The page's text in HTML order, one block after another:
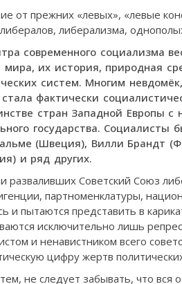
от прежних «левых», «левые
либерализма,
современного социализма
мира, их история, природная
систем. Многим
стала фактически
стран Западной Европы с
государства. Социалисты
(Швеция), Вилли Брандт
и ряд других.
разваливших Советский Союз
партноменклатуры,
и пытаются представить в
исключительно лишь
и ненавистником всего
цифру жертв
не следует забывать, что вся